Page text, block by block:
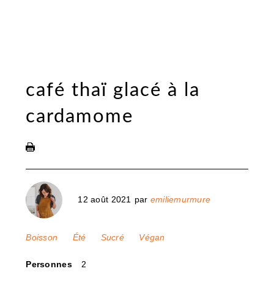
café thaï glacé à la
cardamome
12 août 2021 par emiliemurmure
Boisson Été Sucré Végan
Personnes 2